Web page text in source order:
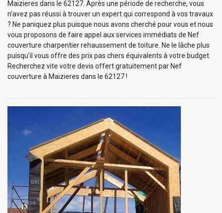
Maizieres dans le 62127. Après une période de recherche, vous
n’avez pas réussi à trouver un expert qui correspond à vos travaux
? Ne paniquez plus puisque nous avons cherché pour vous et nous
vous proposons de faire appel aux services immédiats de Nef
couverture charpentier rehaussement de toiture. Ne le lâche plus
puisqu’il vous offre des prix pas chers équivalents à votre budget.
Recherchez vite votre devis offert gratuitement par Nef
couverture à Maizieres dans le 62127 !